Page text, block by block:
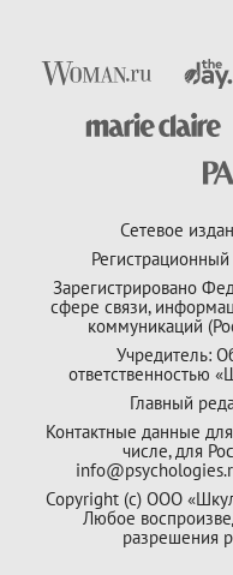
Сетевое
Зарегистрировано
сфере связи,
коммуникаций
Учредитель:
ответственностью
Главный
Контактные данные
числе, для
Copyright (с) ООО
Любое
разрешения